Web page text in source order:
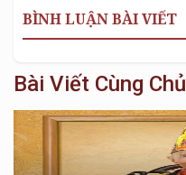
BÌNH LUẬN BÀI VIẾT
Bài Viết Cùng